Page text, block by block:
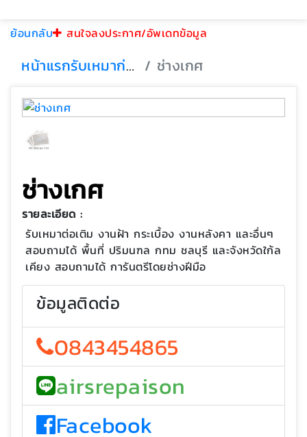
ย้อนกลับ สนใจลงประกาศ/อัพเดทข้อมูล
หน้าแรก รับเหมาก่อสร้าง ช่างเกศ
ช่างเกศ
รายละเอียด :
รับเหมาต่อเติม งานฝ้า กระเบื้อง งานหลังคา และอื่นๆ
สอบถามได้ พื้นที่ ปริมนฑล กทม ชลบุรี และจังหวัดใก้ล
เคียง สอบถามได้ การันตรีโดยช่างฝีมือ
ข้อมูลติดต่อ
0843454865
airsrepaison
Facebook